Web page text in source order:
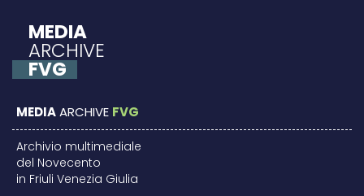
MEDIA
ARCHIVE
FVG
MEDIAARCHIVE FVG
Archivio multimediale
del Novecento
in Friuli Venezia Giulia